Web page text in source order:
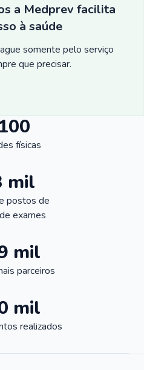
a Medprev facilita
à saúde
somente pelo serviço
que precisar.
físicas
mil
postos de
exames
mil
parceiros
mil
realizados